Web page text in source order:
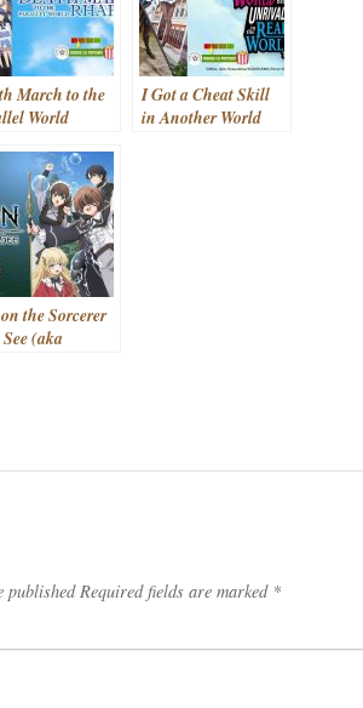
March to the
World
March kara
Isekai
)
I Got a Cheat Skill
in Another World
the Sorcerer
(aka
Required fields are marked *